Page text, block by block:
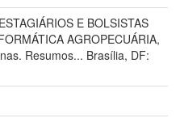
E BOLSISTAS
AGROPECUÁRIA,
Resumos... Brasília, DF: